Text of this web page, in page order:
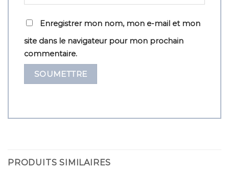
Enregistrer mon nom, mon e-mail et mon
site dans le navigateur pour mon prochain
commentaire.
PRODUITS SIMILAIRES